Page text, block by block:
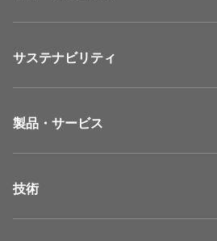
サステナビリティ
製品・サービス
技術